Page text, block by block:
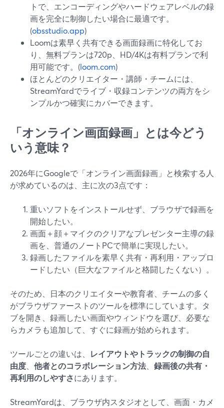
トで、エンコーディングやハードウェアレベルの録
画を完全に制御したい場合に最適です。
(obsstudio.app)
Loomは素早く共有できる画面録画に特化してお
り、無料プランは720p、HD/4Kは有料プランで利
用可能です。(loom.com)
ほとんどのクリエイター・講師・チームには、
StreamYardでライブ・収録コンテンツの両方をシ
ンプルかつ確実にカバーできます。
「オンライン画面録画」とは今どう
いう意味？
2026年にGoogleで「オンライン画面録画」と検索する人
が求めているのは、主に次の3点です：
重いソフトをインストールせず、ブラウザで録画を
開始したい。
画面＋顔＋マイクのクリアなプレゼンター主導の録
画を、普通のノートPCで簡単に実現したい。
録画したファイルを素早く共有・再利用・アップロ
ードしたい（巨大なファイルと格闘したくない）。
そのため、日本のクリエイターや教育者、チームの多く
がブラウザファーストのツールを標準にしています。タ
ブを開き、録画したい画面やウィンドウを選び、必要な
らカメラも追加して、すぐに録画が始められます。
ツールごとの違いは、 レイアウトやトラックの制御の自
由度
他者とのコラボレーション方法
録画後の共有・
再利用のしやすさにあります。
StreamYardは、ブラウザ内スタジオとして、画面・カメ